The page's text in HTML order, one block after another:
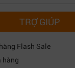
TRỢ GIÚP
Flash Sale
hàng